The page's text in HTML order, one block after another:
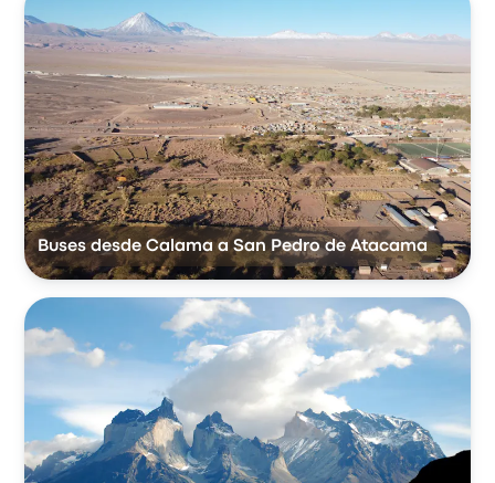
Buses desde Calama a San Pedro de Atacama